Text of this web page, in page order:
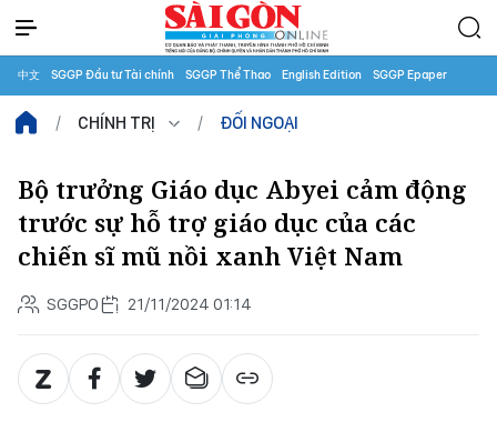
中文 SGGP Đầu tư Tài chính SGGP Thể Thao English Edition SGGP Epaper
CHÍNH TRỊ ĐỐI NGOẠI
Bộ trưởng Giáo dục Abyei cảm động
trước sự hỗ trợ giáo dục của các
chiến sĩ mũ nồi xanh Việt Nam
SGGPO 21/11/2024 01:14